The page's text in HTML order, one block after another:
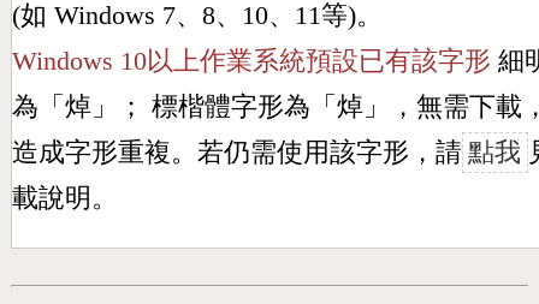
(如 Windows 7、8、10、11等)。
Windows 10以上作業系統預設已有該字形 細
為「 焯」； 標楷體字形為「 焯」，無需下載
造成字形重複。若仍需使用該字形，請 點我
載說明。